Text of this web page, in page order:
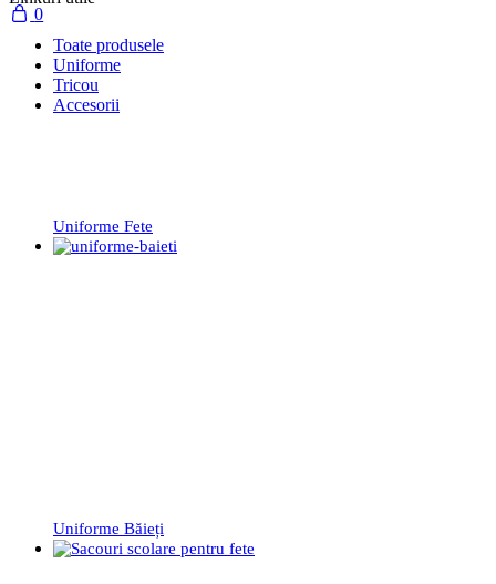
0
Toate produsele
Uniforme
Tricou
Accesorii
Uniforme Fete
Uniforme Băieți